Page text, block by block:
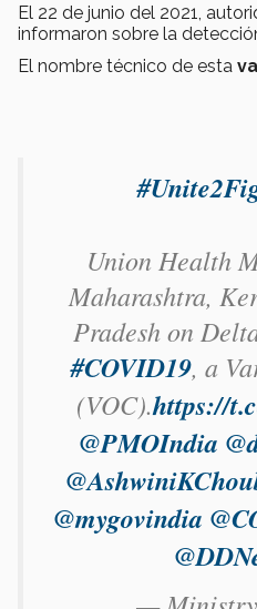
El 22 de junio del 2021,
informaron sobre la
El nombre técnico de esta
Union Health
Maharashtra,
Pradesh on
#COVID19, a
(VOC).https://
@PMOIndia
@mygovindia